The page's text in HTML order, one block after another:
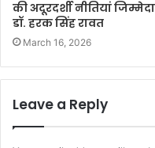
की अदूरदर्शी नीतियां
डॉ. हरक सिंह रावत
March 16, 2026
Leave a Reply